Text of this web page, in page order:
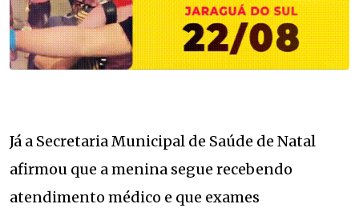
Já a Secretaria Municipal de Saúde de Natal
afirmou que a menina segue recebendo
atendimento médico e que exames